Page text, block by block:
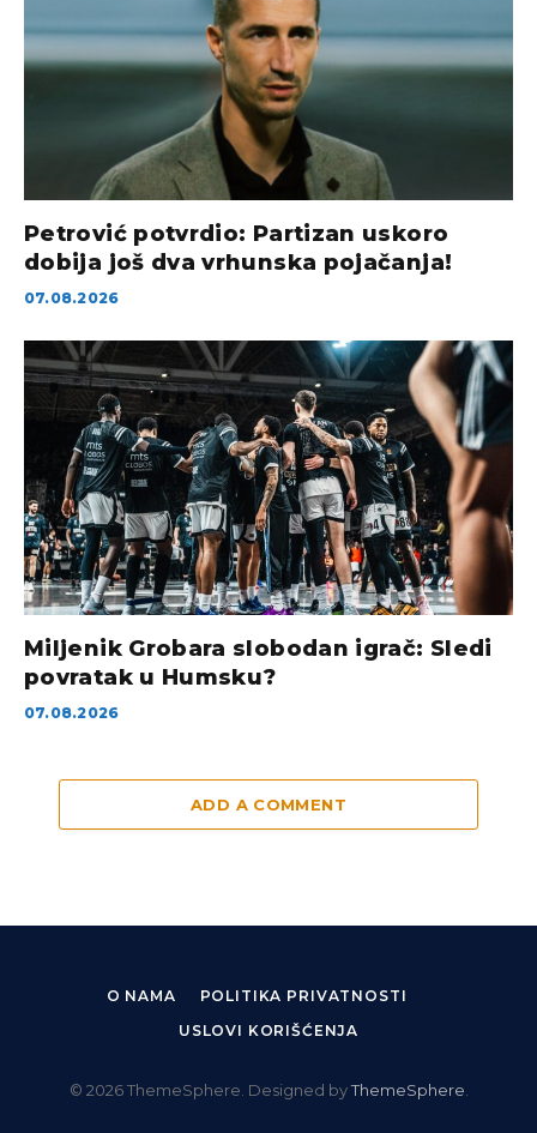
Petrović potvrdio: Partizan uskoro
dobija još dva vrhunska pojačanja!
07.08.2026
Miljenik Grobara slobodan igrač: Sledi
povratak u Humsku?
07.08.2026
ADD A COMMENT
O NAMA
POLITIKA PRIVATNOSTI
USLOVI KORIŠĆENJA
© 2026 ThemeSphere. Designed byThemeSphere